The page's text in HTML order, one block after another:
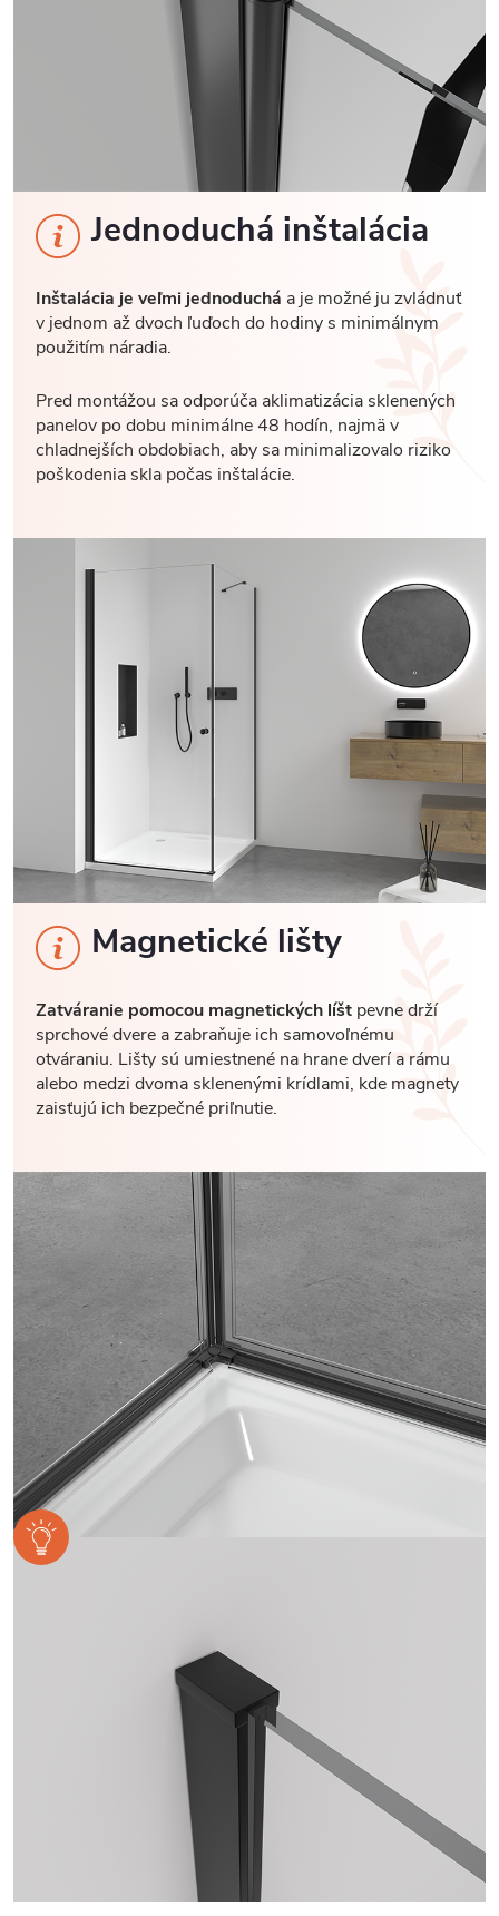
Jednoduchá inštalácia
Inštalácia je veľmi jednoduchá a je možné ju zvládnuť
v jednom až dvoch ľuďoch do hodiny s minimálnym
použitím náradia.
Pred montážou sa odporúča aklimatizácia sklenených
panelov po dobu minimálne 48 hodín, najmä v
chladnejších obdobiach, aby sa minimalizovalo riziko
poškodenia skla počas inštalácie.
Magnetické lišty
Zatváranie pomocou magnetických líšt pevne drží
sprchové dvere a zabraňuje ich samovoľnému
otváraniu. Lišty sú umiestnené na hrane dverí a rámu
alebo medzi dvoma sklenenými krídlami, kde magnety
zaisťujú ich bezpečné priľnutie.